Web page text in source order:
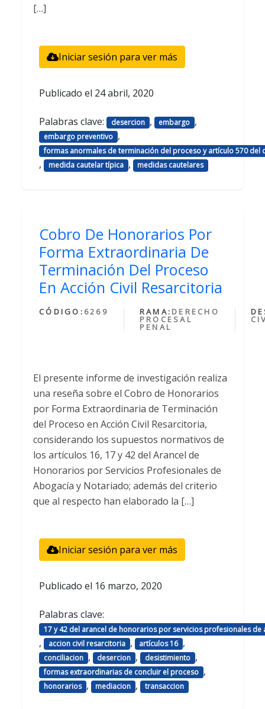
[…]
Iniciar sesión para ver más
Publicado el 24 abril, 2020
Palabras clave: desercion , embargo ,
embargo preventivo ,
formas anormales de terminación del proceso y artículo 570 del
, medida cautelar típica , medidas cautelares
Cobro De Honorarios Por
Forma Extraordinaria De
Terminación Del Proceso
En Acción Civil Resarcitoria
CÓDIGO: 6269 RAMA: DERECHO
PROCESAL
PENAL
El presente informe de investigación realiza
una reseña sobre el Cobro de Honorarios
por Forma Extraordinaria de Terminación
del Proceso en Acción Civil Resarcitoria,
considerando los supuestos normativos de
los artículos 16, 17 y 42 del Arancel de
Honorarios por Servicios Profesionales de
Abogacía y Notariado; además del criterio
que al respecto han elaborado la […]
Iniciar sesión para ver más
Publicado el 16 marzo, 2020
Palabras clave:
17 y 42 del arancel de honorarios por servicios profesionales
, accion civil resarcitoria , artículos 16 ,
conciliacion , desercion , desistimiento ,
formas extraordinarias de concluir el proceso ,
honorarios , mediacion , transaccion